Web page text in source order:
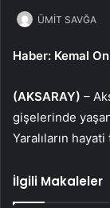
ÜMİT SAVĞA
Haber: Kemal
(AKSARAY) –
gişelerinde
Yaralıların
İlgili Makaleler